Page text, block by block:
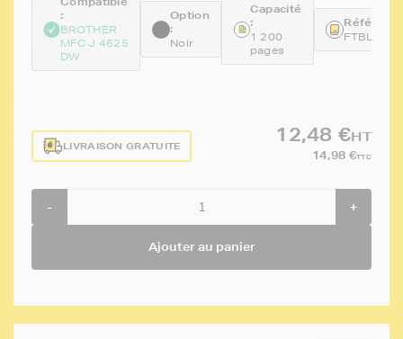
:
BROTHER
MFC J 4625
DW
Option
:
Noir
Capacité
:
1 200
pages
LIVRAISON GRATUITE
12,48 €HT
14,98 €TTC
- +
Ajouter au panier